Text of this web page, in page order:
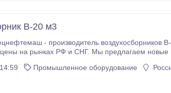
В-20 м3
- производитель воздухосборников
на рынках РФ и СНГ. Мы предлагаем новые
Промышленное оборудование